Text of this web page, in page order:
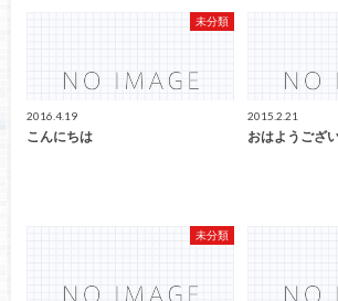
未分類
2016.4.19
こんにちは
2015.2.21
おはようござ
未分類